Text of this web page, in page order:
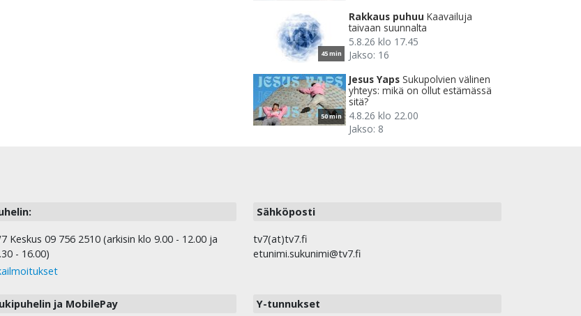
45 min
Rakkaus puhuu Kaavailuja
taivaan suunnalta
5.8.26 klo 17.45
Jakso: 16
50 min
Jesus Yaps Sukupolvien välinen
yhteys: mikä on ollut estämässä
sitä?
4.8.26 klo 22.00
Jakso: 8
Keskus 09 756 2510 (arkisin klo 9.00 - 12.00 ja
- 16.00)
Sähköposti
tv7(at)tv7.fi
etunimi.sukunimi@tv7.fi
ja MobilePay Y-tunnukset